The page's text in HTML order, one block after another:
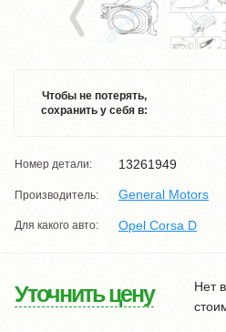
Чтобы не потерять,
сохранить у себя в:
Номер детали: 13261949
Производитель: General Motors
Для какого авто: Opel Corsa D
Уточнить цену
Нет